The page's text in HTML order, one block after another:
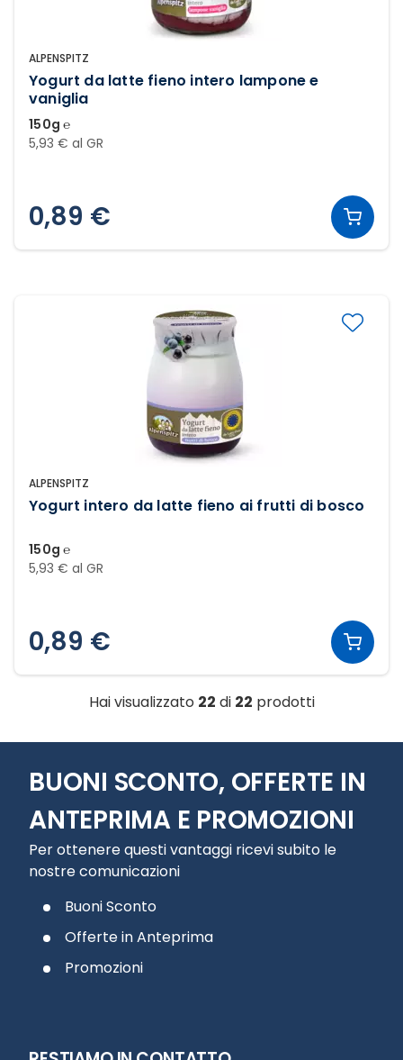
ALPENSPITZ
Yogurt da latte fieno intero lampone e
vaniglia
150g ℮
5,93 € al GR
0,89 €
ALPENSPITZ
Yogurt intero da latte fieno ai frutti di bosco
150g ℮
5,93 € al GR
0,89 €
Hai visualizzato 22 di 22 prodotti
BUONI SCONTO, OFFERTE IN
ANTEPRIMA E PROMOZIONI
Per ottenere questi vantaggi ricevi subito le
nostre comunicazioni
Buoni Sconto
Offerte in Anteprima
Promozioni